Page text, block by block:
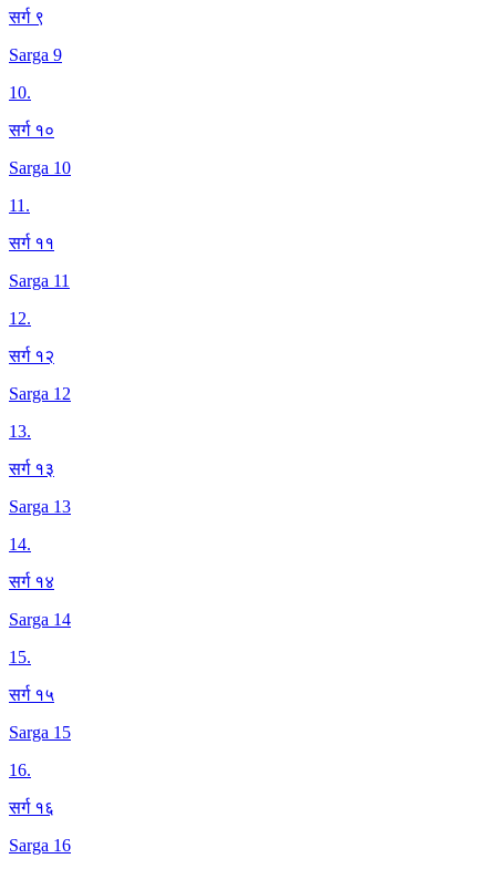
सर्ग ९
Sarga 9
10.
सर्ग १०
Sarga 10
11.
सर्ग ११
Sarga 11
12.
सर्ग १२
Sarga 12
13.
सर्ग १३
Sarga 13
14.
सर्ग १४
Sarga 14
15.
सर्ग १५
Sarga 15
16.
सर्ग १६
Sarga 16